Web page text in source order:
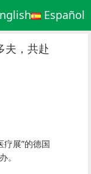
Español
夫，共赴
展”的德国
。